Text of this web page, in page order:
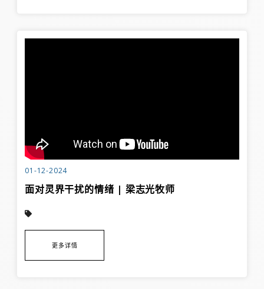
01-12-2024
面对灵界干扰的情绪 | 梁志光牧师
更多详情